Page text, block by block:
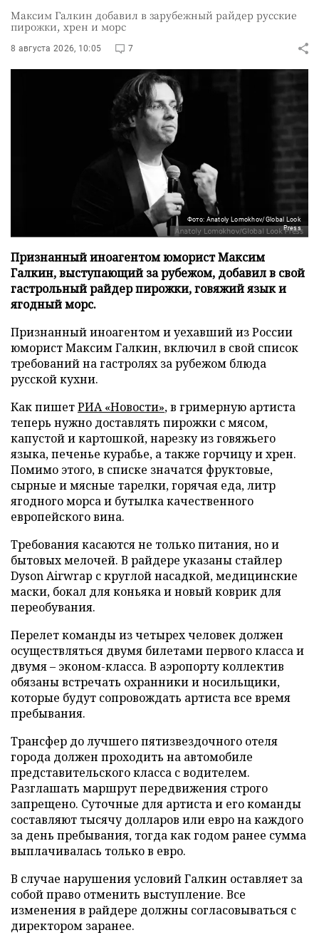
Максим Галкин добавил в зарубежный райдер русские
пирожки, хрен и морс
8 августа 2026, 10:05 7
Фото: Anatoly Lomokhov/Global Look
Press
Признанный иноагентом юморист Максим
Галкин, выступающий за рубежом, добавил в свой
гастрольный райдер пирожки, говяжий язык и
ягодный морс.
Признанный иноагентом и уехавший из России
юморист Максим Галкин, включил в свой список
требований на гастролях за рубежом блюда
русской кухни.
Как пишетРИА «Новости», в гримерную артиста
теперь нужно доставлять пирожки с мясом,
капустой и картошкой, нарезку из говяжьего
языка, печенье курабье, а также горчицу и хрен.
Помимо этого, в списке значатся фруктовые,
сырные и мясные тарелки, горячая еда, литр
ягодного морса и бутылка качественного
европейского вина.
Требования касаются не только питания, но и
бытовых мелочей. В райдере указаны стайлер
Dyson Airwrap с круглой насадкой, медицинские
маски, бокал для коньяка и новый коврик для
переобувания.
Перелет команды из четырех человек должен
осуществляться двумя билетами первого класса и
двумя – эконом-класса. В аэропорту коллектив
обязаны встречать охранники и носильщики,
которые будут сопровождать артиста все время
пребывания.
Трансфер до лучшего пятизвездочного отеля
города должен проходить на автомобиле
представительского класса с водителем.
Разглашать маршрут передвижения строго
запрещено. Суточные для артиста и его команды
составляют тысячу долларов или евро на каждого
за день пребывания, тогда как годом ранее сумма
выплачивалась только в евро.
В случае нарушения условий Галкин оставляет за
собой право отменить выступление. Все
изменения в райдере должны согласовываться с
директором заранее.